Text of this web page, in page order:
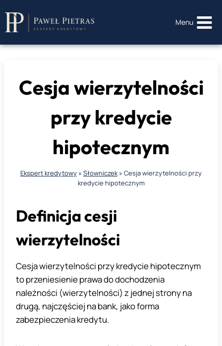
do
treści
Menu
Cesja wierzytelności
przy kredycie
hipotecznym
Ekspert kredytowy » Słowniczek» Cesja wierzytelności przy
kredycie hipotecznym
Definicja cesji
wierzytelności
Cesja wierzytelności przy kredycie hipotecznym
to przeniesienie prawa do dochodzenia
należności (wierzytelności) z jednej strony na
drugą, najczęściej na bank, jako forma
zabezpieczenia kredytu.